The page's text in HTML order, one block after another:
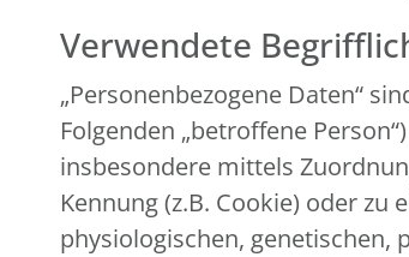
Verwendete
„Personenbezogene Daten“
Folgenden „betroffene
insbesondere mittels
Kennung (z.B. Cookie) oder
physiologischen, genetischen,